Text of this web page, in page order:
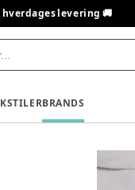
levering 🚚
BRANDS